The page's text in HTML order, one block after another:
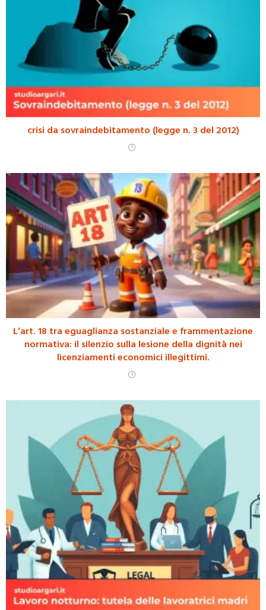
crisi da sovraindebitamento (legge n. 3 del 2012)
L’art. 18 tra eguaglianza sostanziale e frammentazione
normativa: il silenzio sulla lesione della dignità nei
licenziamenti economici illegittimi.